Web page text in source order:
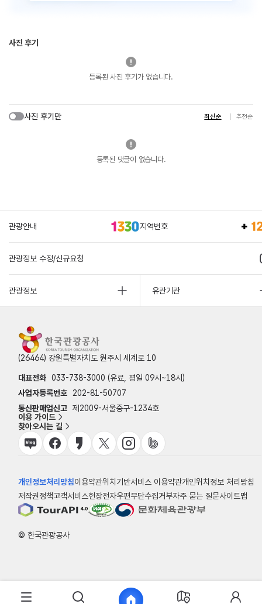
사진 후기
등록된 사진 후기가 없습니다.
사진 후기만 최신순 추천순
등록된 댓글이 없습니다.
관광안내 지역번호
관광정보 수정/신규요청
관광정보 유관기관
(26464) 강원특별자치도 원주시 세계로 10
대표전화 033-738-3000 (유료, 평일 09시~18시)
사업자등록번호
202-81-50707
통신판매업신고 제2009-서울중구-1234호
이용 가이드
찾아오시는 길
개인정보처리방침이용약관위치기반서비스 이용약관개인위치정보 처리방침
저작권정책고객서비스헌장전자우편무단수집거부자주 묻는 질문사이트맵
© 한국관광공사